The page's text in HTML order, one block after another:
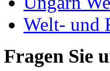
Welt- und
Fragen Sie